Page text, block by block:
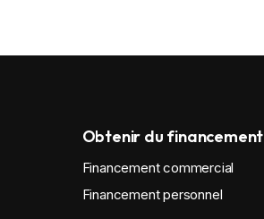
Obtenir du financement
Financement commercial
Financement personnel